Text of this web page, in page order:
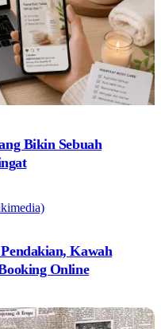
Bikin Sebuah
Kawah
Online